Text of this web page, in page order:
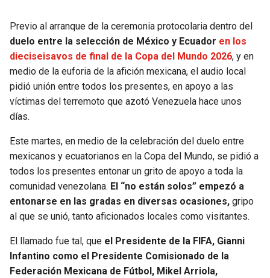
LIONS
PANTHERS
SAINTS
BUCCANEERS
NUGGETS
JAZZ
Previo al arranque de la ceremonia protocolaria dentro del
duelo entre la selección de México y Ecuador en los
dieciseisavos de final de la Copa del Mundo 2026, y en
medio de la euforia de la afición mexicana, el audio local
pidió unión entre todos los presentes, en apoyo a las
víctimas del terremoto que azotó Venezuela hace unos
días.
Este martes, en medio de la celebración del duelo entre
mexicanos y ecuatorianos en la Copa del Mundo, se pidió a
todos los presentes entonar un grito de apoyo a toda la
comunidad venezolana. El “no están solos” empezó a
entonarse en las gradas en diversas ocasiones, gripo
al que se unió, tanto aficionados locales como visitantes.
El llamado fue tal, que el Presidente de la FIFA, Gianni
Infantino como el Presidente Comisionado de la
Federación Mexicana de Fútbol, Mikel Arriola,